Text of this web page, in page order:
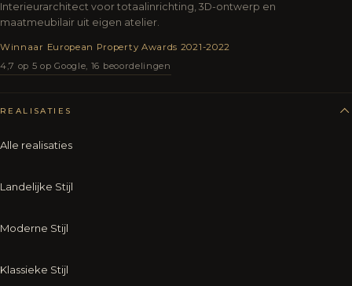
Interieurarchitect voor totaalinrichting, 3D-ontwerp en
maatmeubilair uit eigen atelier.
Winnaar European Property Awards 2021-2022
4,7 op 5 op Google, 16 beoordelingen
REALISATIES
Alle realisaties
Landelijke Stijl
Moderne Stijl
Klassieke Stijl